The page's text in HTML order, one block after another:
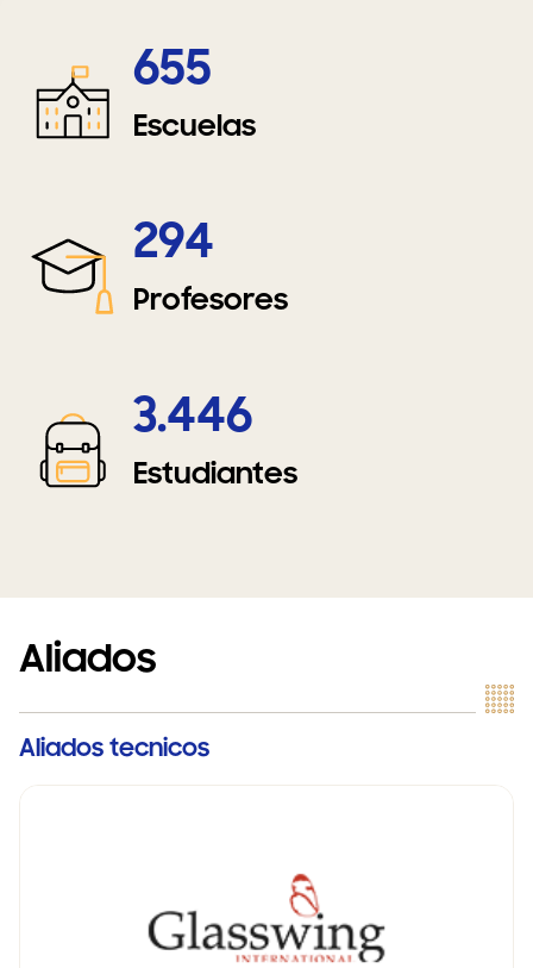
655
Escuelas
294
Profesores
3.446
Estudiantes
Aliados
Aliados tecnicos